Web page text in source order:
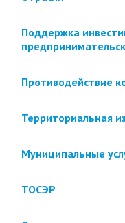
Поддержка
Противодействие
Территориальная
Муниципальные
ТОСЭР